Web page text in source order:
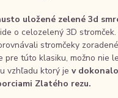
uložené zelené 3d
o celozelený 3D
stromčeky
pre túto klasiku, možno nie
vzhľadu ktorý jev
Zlatého rezu.